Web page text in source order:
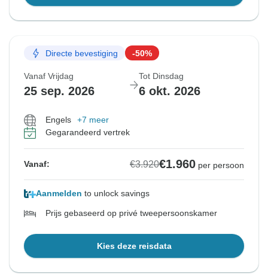
Directe bevestiging -50%
Vanaf Vrijdag
25 sep. 2026
Tot Dinsdag
6 okt. 2026
Engels
+7 meer
Gegarandeerd vertrek
Vanaf: €3.920€1.960 per persoon
Aanmelden to unlock savings
Prijs gebaseerd op privé tweepersoonskamer
Kies deze reisdata